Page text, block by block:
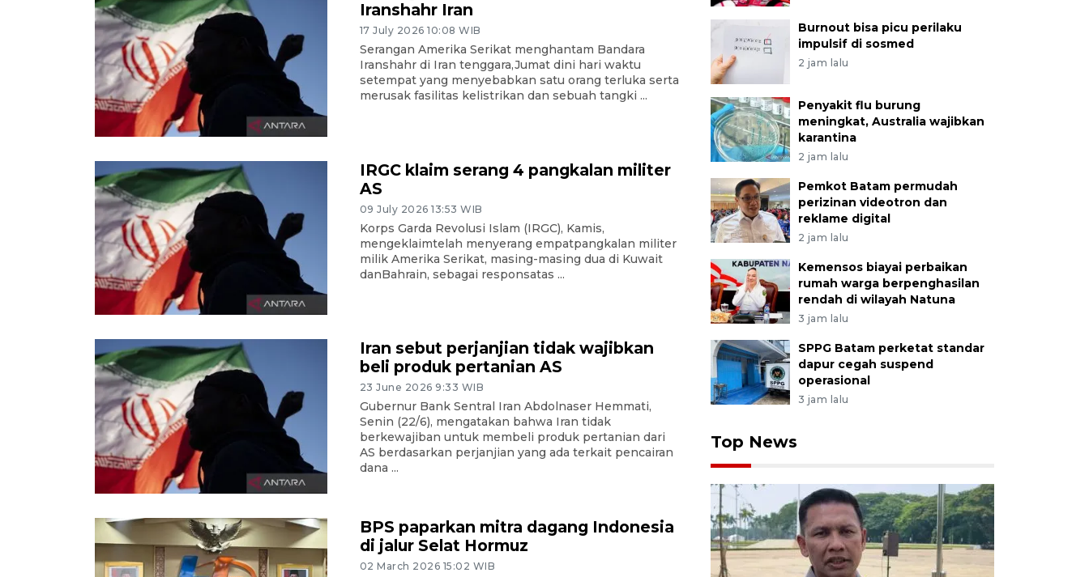
Iranshahr Iran
17 July 2026 10:08 WIB
Serangan Amerika Serikat menghantam Bandara
Iranshahr di Iran tenggara,Jumat dini hari waktu
setempat yang menyebabkan satu orang terluka serta
merusak fasilitas kelistrikan dan sebuah tangki ...
IRGC klaim serang 4 pangkalan militer
AS
09 July 2026 13:53 WIB
Korps Garda Revolusi Islam (IRGC), Kamis,
mengeklaimtelah menyerang empatpangkalan militer
milik Amerika Serikat, masing-masing dua di Kuwait
danBahrain, sebagai responsatas ...
Iran sebut perjanjian tidak wajibkan
beli produk pertanian AS
23 June 2026 9:33 WIB
Gubernur Bank Sentral Iran Abdolnaser Hemmati,
Senin (22/6), mengatakan bahwa Iran tidak
berkewajiban untuk membeli produk pertanian dari
AS berdasarkan perjanjian yang ada terkait pencairan
dana ...
BPS paparkan mitra dagang Indonesia
di jalur Selat Hormuz
02 March 2026 15:02 WIB
Burnout bisa picu perilaku
impulsif di sosmed
2 jam lalu
Penyakit flu burung
meningkat, Australia wajibkan
karantina
2 jam lalu
Pemkot Batam permudah
perizinan videotron dan
reklame digital
2 jam lalu
Kemensos biayai perbaikan
rumah warga berpenghasilan
rendah di wilayah Natuna
3 jam lalu
SPPG Batam perketat standar
dapur cegah suspend
operasional
3 jam lalu
Top News